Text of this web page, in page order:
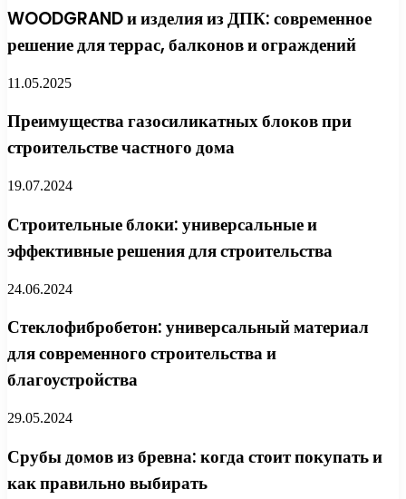
WOODGRAND и изделия из ДПК: современное
решение для террас, балконов и ограждений
11.05.2025
Преимущества газосиликатных блоков при
строительстве частного дома
19.07.2024
Строительные блоки: универсальные и
эффективные решения для строительства
24.06.2024
Стеклофибробетон: универсальный материал
для современного строительства и
благоустройства
29.05.2024
Срубы домов из бревна: когда стоит покупать и
как правильно выбирать